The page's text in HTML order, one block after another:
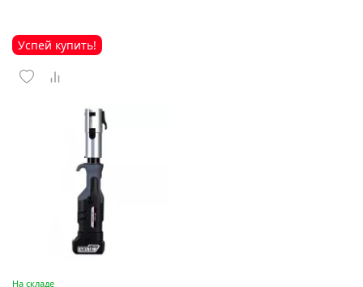
Успей купить!
На складе